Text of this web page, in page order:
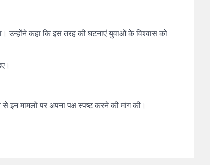
उन्होंने कहा कि इस तरह की घटनाएं युवाओं के विश्वास को
इन मामलों पर अपना पक्ष स्पष्ट करने की मांग की।